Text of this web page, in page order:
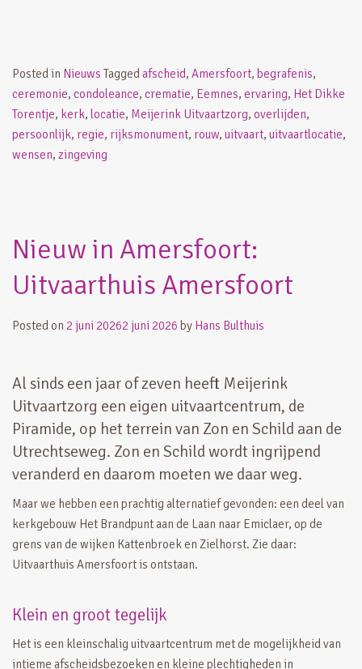
Posted in Nieuws Taggedafscheid, Amersfoort, begrafenis,
ceremonie, condoleance, crematie, Eemnes, ervaring, Het Dikke
Torentje, kerk, locatie, Meijerink Uitvaartzorg, overlijden,
persoonlijk, regie, rijksmonument, rouw, uitvaart, uitvaartlocatie,
wensen, zingeving
Nieuw in Amersfoort:
Uitvaarthuis Amersfoort
Posted on 2 juni 20262 juni 2026 by Hans Bulthuis
Al sinds een jaar of zeven heeft Meijerink
Uitvaartzorg een eigen uitvaartcentrum, de
Piramide, op het terrein van Zon en Schild aan de
Utrechtseweg. Zon en Schild wordt ingrijpend
veranderd en daarom moeten we daar weg.
Maar we hebben een prachtig alternatief gevonden: een deel van
kerkgebouw Het Brandpunt aan de Laan naar Emiclaer, op de
grens van de wijken Kattenbroek en Zielhorst. Zie daar:
Uitvaarthuis Amersfoort is ontstaan.
Klein en groot tegelijk
Het is een kleinschalig uitvaartcentrum met de mogelijkheid van
intieme afscheidsbezoeken en kleine plechtigheden in